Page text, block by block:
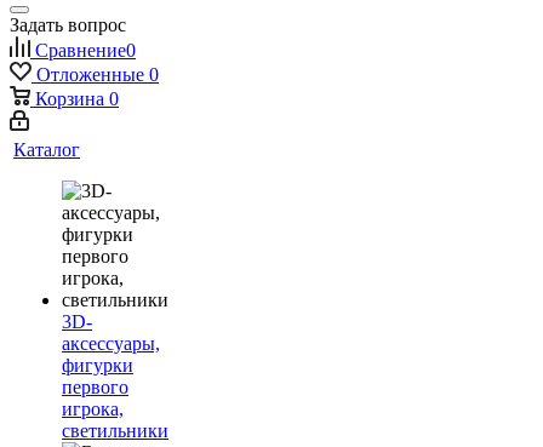
Задать вопрос
Сравнение0
Отложенные 0
Корзина 0
Каталог
3D-
аксессуары,
фигурки
первого
игрока,
светильники